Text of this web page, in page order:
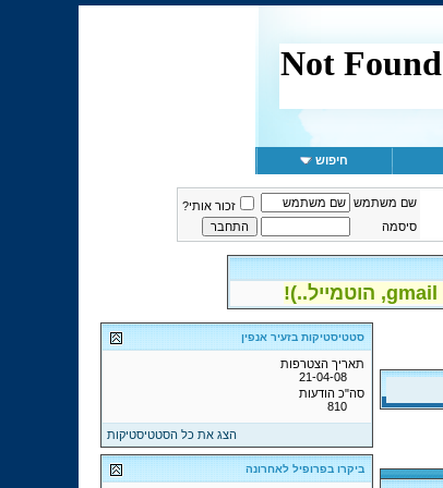
חיפוש
שם משתמש
זכור אותי?
סיסמה
סטטיסטיקות בזעיר אנפין
תאריך הצטרפות
21-04-08
סה"כ הודעות
810
הצג את כל הסטטיסטיקות
ביקרו בפרופיל לאחרונה